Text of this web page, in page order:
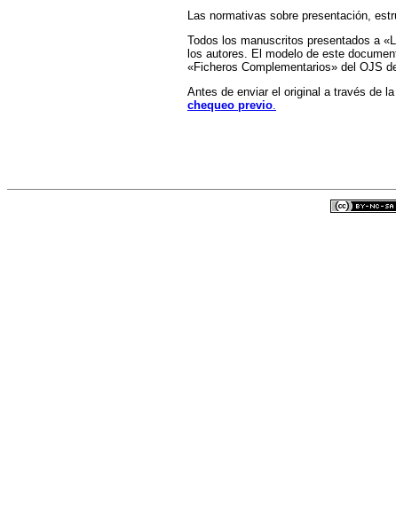
Las normativas sobre presentación,
Todos los manuscritos presentados a
los autores. El modelo de este
«Ficheros Complementarios» del OJS
Antes de enviar el original a través de
chequeo previo.